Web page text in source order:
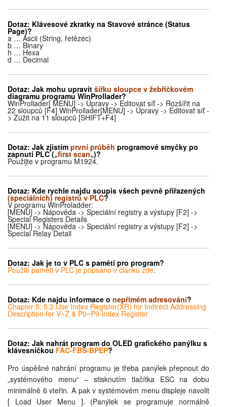
Dotaz: Klávesové zkratky na Stavové stránce (Status
Page)?
a … Ascii (String, řetězec)
b … Binary
h … Hexa
d … Decimal
Dotaz: Jak mohu upravit šířku sloupce v žebříčkovém
diagramu programu WinProllader?
WinProllader[ MENU] -> Úpravy -> Editovat síť -> Rozšířit na
22 sloupců [F4] WinProllader[MENU] -> Úpravy -> Editovat síť -
> Zúžit na 11 sloupců [SHIFT+F4]
Dotaz: Jak zjistím první průběh programové smyčky po
zapnutí PLC („first scan„)?
Použijte v programu M1924.
Dotaz: Kde rychle najdu soupis všech pevně přiřazených
(speciálních) registrů v PLC?
V programu WinProladder:
[MENU] -> Nápověda -> Speciální registry a výstupy [F2] ->
Special Registers Details
[MENU] -> Nápověda -> Speciální registry a výstupy [F2] ->
Special Relay Detail
Dotaz: Jak je to v PLC s pamětí pro program?
Použití paměti v PLC je popsáno v článku zde.
Dotaz: Kde najdu informace o nepřímém adresování?
Chapter 5: 5.2 Use Index Register(XR) for Indirect Addressing
Description for V~Z & P0~P9 Index Register
Dotaz: Jak nahrát program do OLED grafického panýlku s
klávesničkou FAC-FBS-BPEP?
Pro úspěšné nahrání programu je třeba panýlek přepnout do
„systémového menu“ – stisknutím tlačítka ESC na dobu
minimálně 6 vteřin. A pak v systémovém menu displeje navolit
[ Load User Menu ]. (Panýlek se programuje normálně